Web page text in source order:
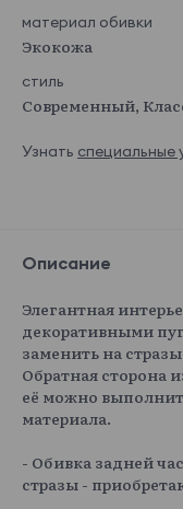
материал обивки
Экокожа
стиль
Современный,
Узнать специальные
Описание
Элегантная
декоративными
заменить на
Обратная сторона
её можно
материала.
- Обивка задней
стразы -